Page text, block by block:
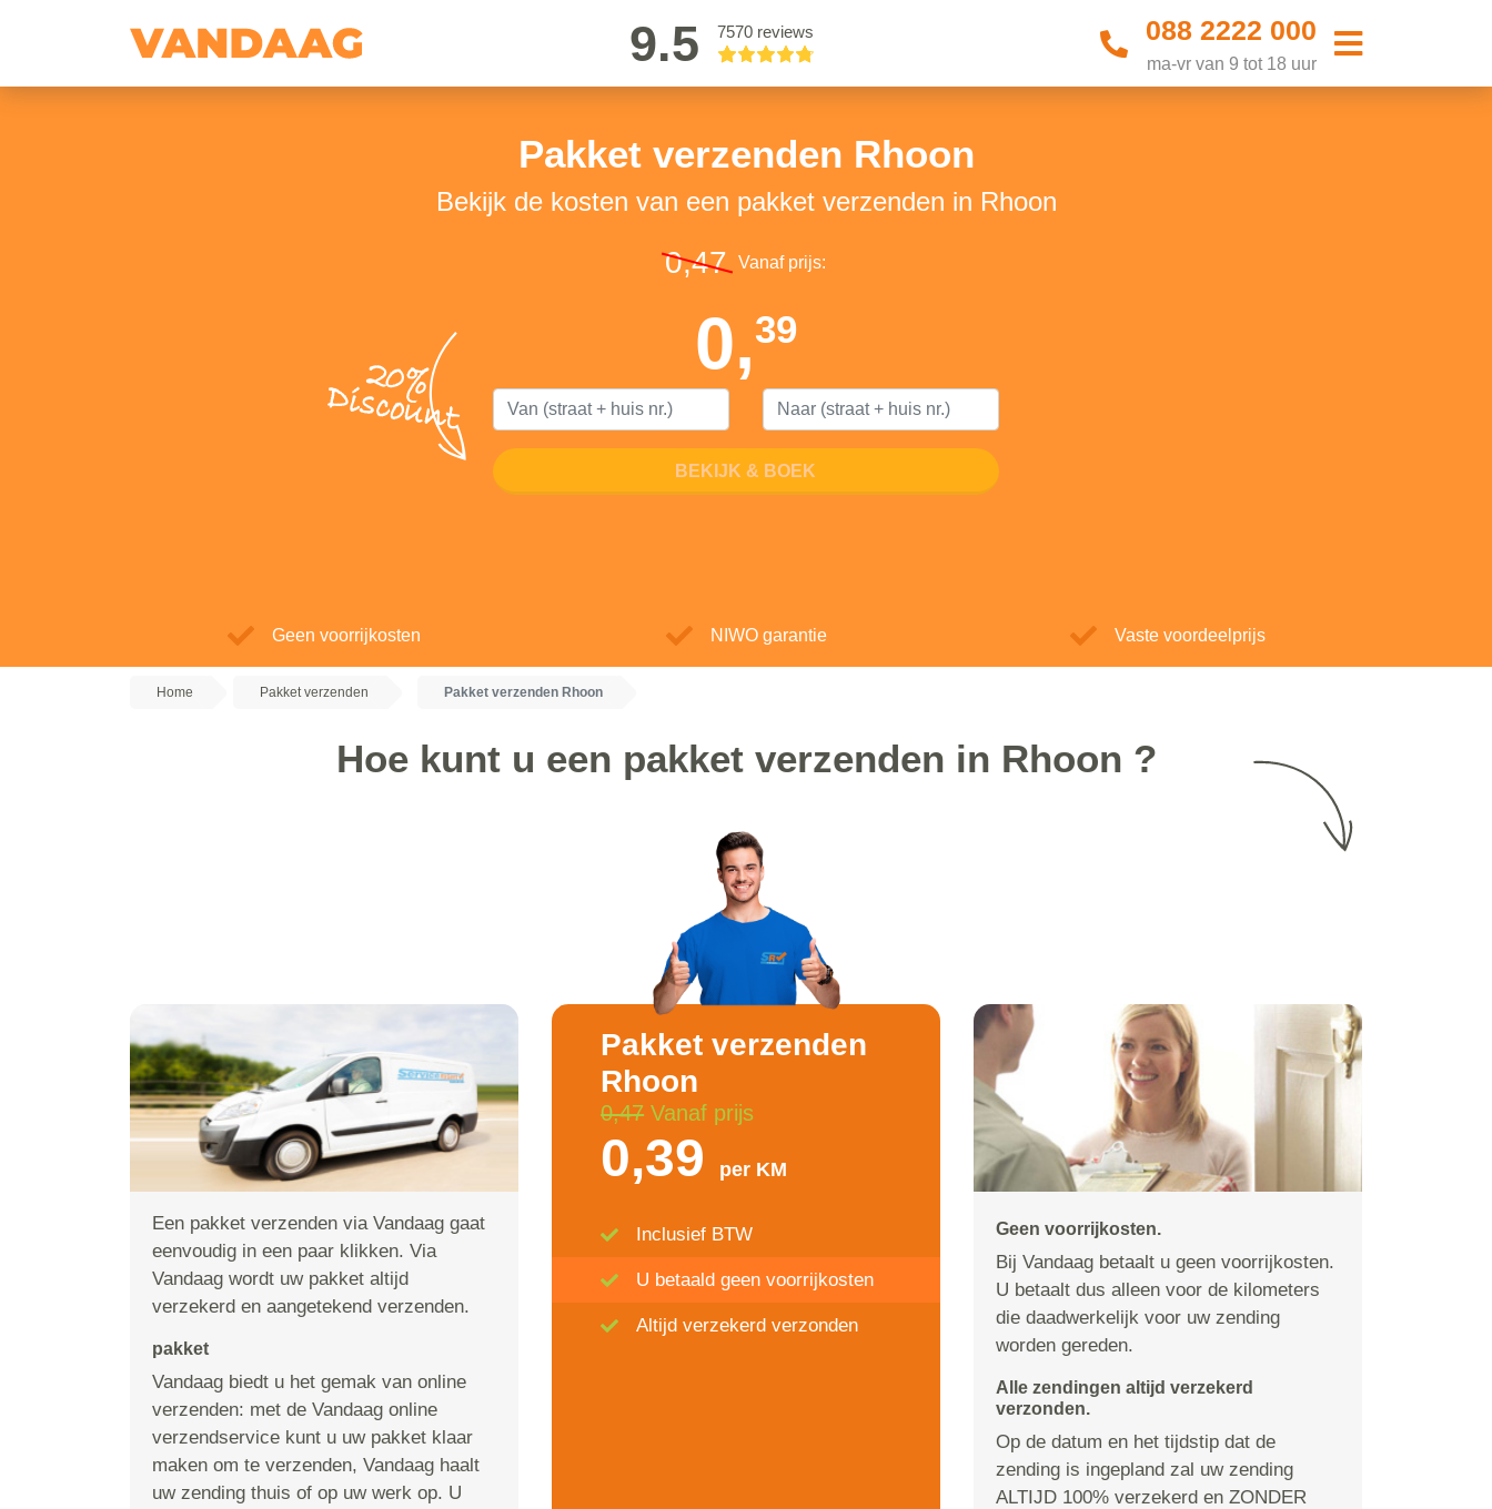
9.5 7570 reviews 088 2222 000
ma-vr van 9 tot 18 uur
Pakket verzenden Rhoon
Bekijk de kosten van een pakket verzenden in Rhoon
20%
Discount
0,47 Vanaf prijs:
0,39
BEKIJK & BOEK
Geen voorrijkosten NIWO garantie Vaste voordeelprijs
Home Pakket verzenden Pakket verzenden Rhoon
Hoe kunt u een pakket verzenden in Rhoon ?
Een pakket verzenden via Vandaag gaat
eenvoudig in een paar klikken. Via
Vandaag wordt uw pakket altijd
verzekerd en aangetekend verzenden.
pakket
Vandaag biedt u het gemak van online
verzenden: met de Vandaag online
verzendservice kunt u uw pakket klaar
maken om te verzenden, Vandaag haalt
uw zending thuis of op uw werk op. U
Pakket verzenden
Rhoon
0,47 Vanaf prijs
0,39 per KM
Inclusief BTW
U betaald geen voorrijkosten
Altijd verzekerd verzonden
Geen voorrijkosten.
Bij Vandaag betaalt u geen voorrijkosten.
U betaalt dus alleen voor de kilometers
die daadwerkelijk voor uw zending
worden gereden.
Alle zendingen altijd verzekerd
verzonden.
Op de datum en het tijdstip dat de
zending is ingepland zal uw zending
ALTIJD 100% verzekerd en ZONDER